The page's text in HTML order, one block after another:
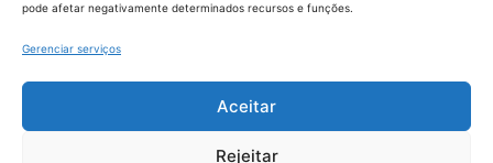
pode afetar negativamente determinados recursos e funções.
Gerenciar serviços
Aceitar
Rejeitar
Setor de Administração Federal Sul (SAF/Sul), Qd. 04, Lt. 01
Tribunal de Contas da União (TCU), Subsolo, Sala S04
Telefone: (61)3527-7292
Termos de uso